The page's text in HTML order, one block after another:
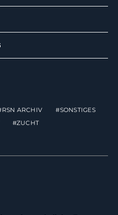
RSN ARCHIV
SONSTIGES
ZUCHT